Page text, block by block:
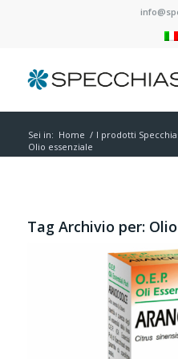
Sei in: Home / I prodotti
Olio essenziale
Tag Archivio per: